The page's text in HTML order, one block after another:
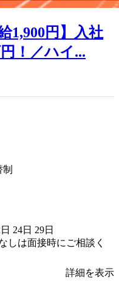
1,900円】入社
！／ハイ...
24日 29日
しは面接時にご相談く
詳細を表示